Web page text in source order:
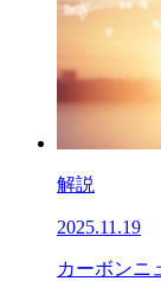
解説
2025.11.19
カーボンニ